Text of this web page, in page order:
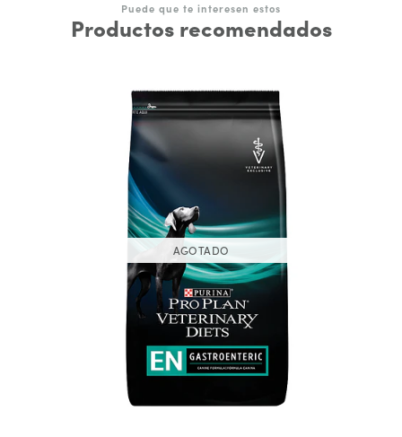
Puede que te interesen estos
Productos recomendados
AGOTADO